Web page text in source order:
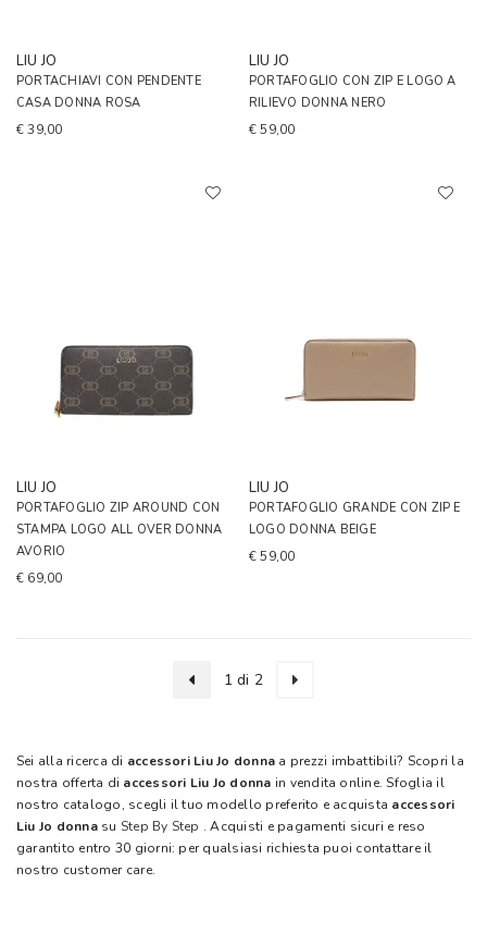
LIU JO
PORTACHIAVI CON PENDENTE
CASA DONNA ROSA
€ 39,00
LIU JO
PORTAFOGLIO CON ZIP E LOGO A
RILIEVO DONNA NERO
€ 59,00
LIU JO
PORTAFOGLIO ZIP AROUND CON
STAMPA LOGO ALL OVER DONNA
AVORIO
€ 69,00
LIU JO
PORTAFOGLIO GRANDE CON ZIP E
LOGO DONNA BEIGE
€ 59,00
1 di 2
Sei alla ricerca di accessori Liu Jo donna a prezzi imbattibili? Scopri la
nostra offerta di accessori Liu Jo donna in vendita online. Sfoglia il
nostro catalogo, scegli il tuo modello preferito e acquista accessori
Liu Jo donna su Step By Step . Acquisti e pagamenti sicuri e reso
garantito entro 30 giorni: per qualsiasi richiesta puoi contattare il
nostro customer care.